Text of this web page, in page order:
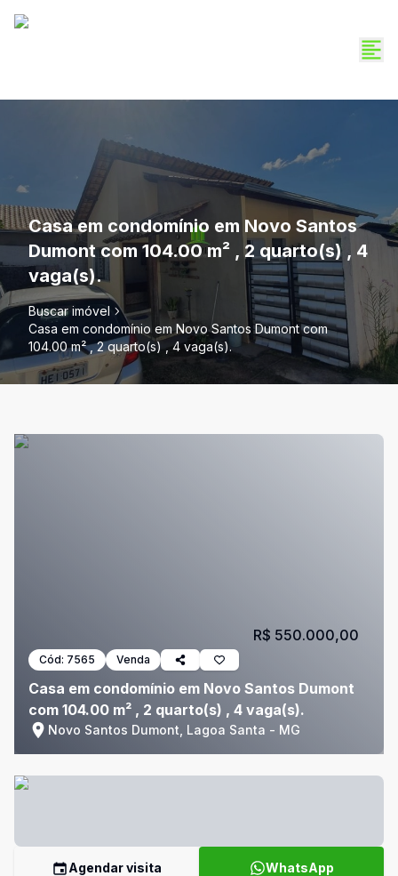
Casa em condomínio em Novo Santos
Dumont com 104.00 m² , 2 quarto(s) , 4
vaga(s).
Buscar imóvel
Casa em condomínio em Novo Santos Dumont com
104.00 m² , 2 quarto(s) , 4 vaga(s).
Cód: 7565 Venda
Casa em condomínio em Novo Santos Dumont
com 104.00 m² , 2 quarto(s) , 4 vaga(s).
Novo Santos Dumont, Lagoa Santa - MG
R$ 550.000,00
Agendar visita WhatsApp